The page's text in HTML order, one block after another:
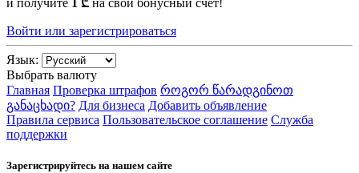
и получите 1 ₾ на свой бонусный счет!
Войти или зарегистрироваться
Язык:
Выбрать валюту
Главная Проверка штрафов როგორ წარადგინოთ
განაცხადი? Для бизнеса Добавить объявление
Правила сервиса Пользовательское соглашение Служба
поддержки
Зарегистрируйтесь на нашем сайте